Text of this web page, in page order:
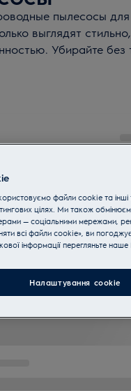
пылесосы
выглядят
Убирайте без
файли cookie та інші
цілях. Ми також
— соціальними мережами,
всі файли cookie», ви
інформації перегляньте
Налаштування cookie